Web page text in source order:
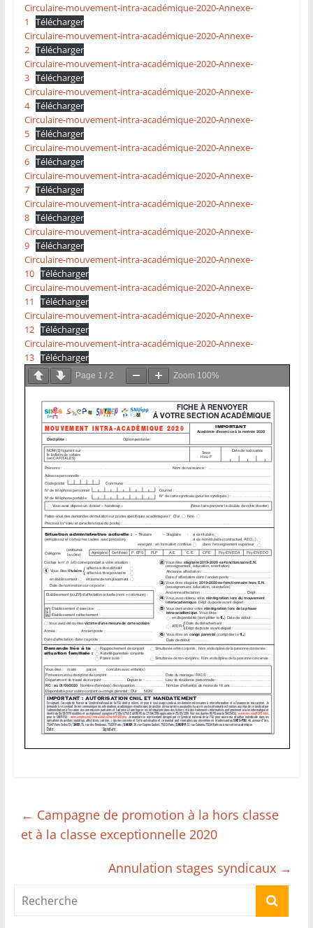
Circulaire-mouvement-intra-académique-2020-Annexe-
1
Télécharger
Circulaire-mouvement-intra-académique-2020-Annexe-
2 Télécharger
Circulaire-mouvement-intra-académique-2020-Annexe-
3 Télécharger
Circulaire-mouvement-intra-académique-2020-Annexe-
4 Télécharger
Circulaire-mouvement-intra-académique-2020-Annexe-
5 Télécharger
Circulaire-mouvement-intra-académique-2020-Annexe-
6 Télécharger
Circulaire-mouvement-intra-académique-2020-Annexe-
7 Télécharger
Circulaire-mouvement-intra-académique-2020-Annexe-
8 Télécharger
Circulaire-mouvement-intra-académique-2020-Annexe-
9 Télécharger
Circulaire-mouvement-intra-académique-2020-Annexe-
10 Télécharger
Circulaire-mouvement-intra-académique-2020-Annexe-
11
Télécharger
Circulaire-mouvement-intra-académique-2020-Annexe-
12 Télécharger
Circulaire-mouvement-intra-académique-2020-Annexe-
13 Télécharger
Page 1 / 2 Zoom 100%
← Campagne de promotion à la hors classe
et à la classe exceptionnelle 2020
Annulation stages syndicaux →